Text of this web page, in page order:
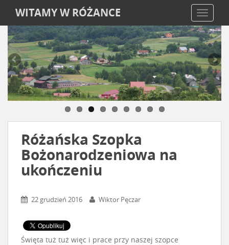
WITAMY W RÓŻANCE
Różańska Szopka
Bożonarodzeniowa na
ukończeniu
22 grudzień 2016 Wiktor Pęczar
Święta tuż tuż więc i prace przy naszej szopce